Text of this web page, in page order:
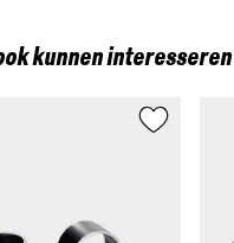
STAR (VE01)
kunnen interesseren